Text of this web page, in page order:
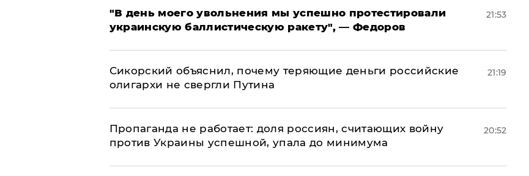
​"В день моего увольнения мы успешно протестировали
украинскую баллистическую ракету", — Федоров
21:53
Сикорский объяснил, почему теряющие деньги российские
олигархи не свергли Путина
21:19
​Пропаганда не работает: доля россиян, считающих войну
против Украины успешной, упала до минимума
20:52